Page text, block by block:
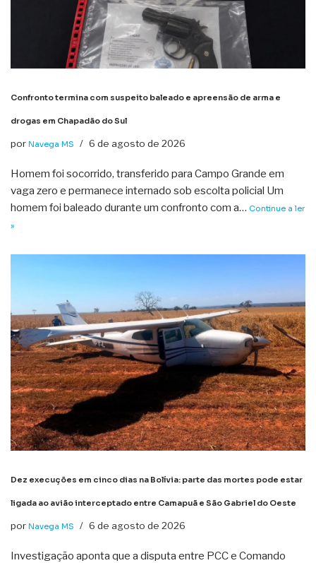
Confronto termina com suspeito baleado e apreensão de arma e
drogas em Chapadão do Sul
por Navega MS 6 de agosto de 2026
Homem foi socorrido, transferido para Campo Grande em
vaga zero e permanece internado sob escolta policial Um
homem foi baleado durante um confronto com a… Continue a ler
»
Dez execuções em cinco dias na Bolívia: parte das mortes pode estar
ligada ao avião interceptado entre Camapuã e São Gabriel do Oeste
por Navega MS 6 de agosto de 2026
Investigação aponta que a disputa entre PCC e Comando